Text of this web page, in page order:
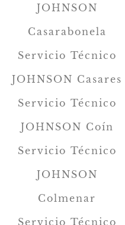
JOHNSON
Casarabonela
Servicio Técnico
JOHNSON Casares
Servicio Técnico
JOHNSON Coín
Servicio Técnico
JOHNSON
Colmenar
Servicio Técnico